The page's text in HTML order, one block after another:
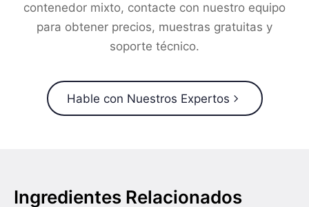
contenedor mixto, contacte con nuestro equipo
para obtener precios, muestras gratuitas y
soporte técnico.
Hable con Nuestros Expertos
Ingredientes Relacionados